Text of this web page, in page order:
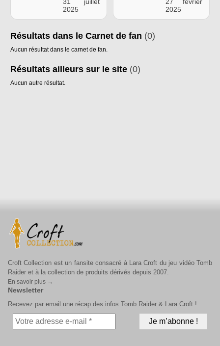
2025
2025
Résultats dans le Carnet de fan (0)
Aucun résultat dans le carnet de fan.
Résultats ailleurs sur le site (0)
Aucun autre résultat.
Croft Collection est un fansite consacré à Lara Croft du jeu vidéo Tomb
Raider et à la collection de produits dérivés depuis 2007.
En savoir plus →
Newsletter
Recevez par email une récap des infos Tomb Raider & Lara Croft !